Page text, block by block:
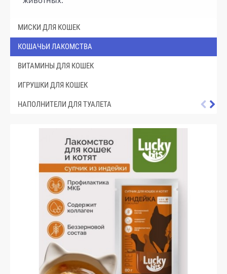
МИСКИ ДЛЯ КОШЕК
КОШАЧЬИ ЛАКОМСТВА
ВИТАМИНЫ ДЛЯ КОШЕК
ИГРУШКИ ДЛЯ КОШЕК
НАПОЛНИТЕЛИ ДЛЯ ТУАЛЕТА